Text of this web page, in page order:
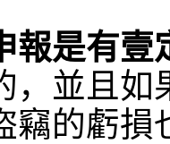
報是有壹
，並且
竊的虧損